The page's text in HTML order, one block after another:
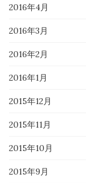
2016年4月
2016年3月
2016年2月
2016年1月
2015年12月
2015年11月
2015年10月
2015年9月